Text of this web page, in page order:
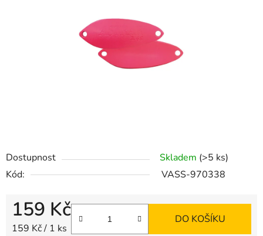
Dostupnost Skladem (>5 ks)
Kód:
VASS-970338
159 Kč
Měrná cena:
159 Kč / 1 ks
DO KOŠÍKU